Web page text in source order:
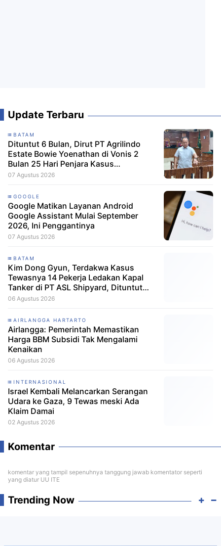
Update Terbaru
BATAM
Dituntut 6 Bulan, Dirut PT Agrilindo
Estate Bowie Yoenathan di Vonis 2
Bulan 25 Hari Penjara Kasus
penguasaan Lahan Negara
07 Agustus 2026
GOOGLE
Google Matikan Layanan Android
Google Assistant Mulai September
2026, Ini Penggantinya
07 Agustus 2026
BATAM
Kim Dong Gyun, Terdakwa Kasus
Tewasnya 14 Pekerja Ledakan Kapal
Tanker di PT ASL Shipyard, Dituntut
Hanya 1 Tahun 6 Bulan Penjara
06 Agustus 2026
AIRLANGGA HARTARTO
Airlangga: Pemerintah Memastikan
Harga BBM Subsidi Tak Mengalami
Kenaikan
06 Agustus 2026
INTERNASIONAL
Israel Kembali Melancarkan Serangan
Udara ke Gaza, 9 Tewas meski Ada
Klaim Damai
02 Agustus 2026
Komentar
komentar yang tampil sepenuhnya tanggung jawab komentator seperti
yang diatur UU ITE
Trending Now